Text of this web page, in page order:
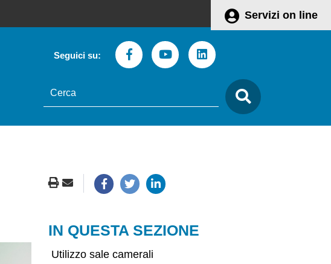
Servizi on line
Seguici su: FacebookYoutubeLinkedin
testo
da
cercare
IN QUESTA SEZIONE
Utilizzo sale camerali